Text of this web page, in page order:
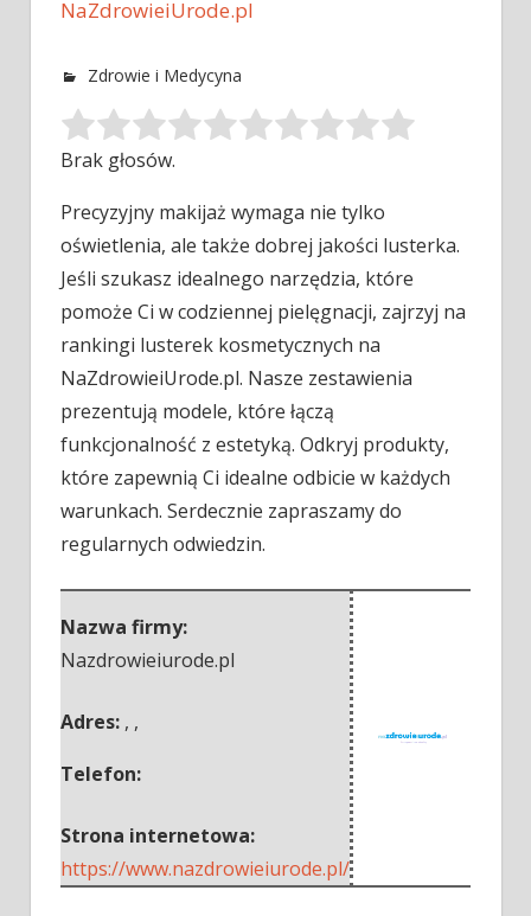
NaZdrowieiUrode.pl
Zdrowie i Medycyna
Brak głosów.
Precyzyjny makijaż wymaga nie tylko
oświetlenia, ale także dobrej jakości lusterka.
Jeśli szukasz idealnego narzędzia, które
pomoże Ci w codziennej pielęgnacji, zajrzyj na
rankingi lusterek kosmetycznych na
NaZdrowieiUrode.pl. Nasze zestawienia
prezentują modele, które łączą
funkcjonalność z estetyką. Odkryj produkty,
które zapewnią Ci idealne odbicie w każdych
warunkach. Serdecznie zapraszamy do
regularnych odwiedzin.
Nazwa firmy:
Nazdrowieiurode.pl
Adres: , ,
Telefon:
Strona internetowa:
https://www.nazdrowieiurode.pl/